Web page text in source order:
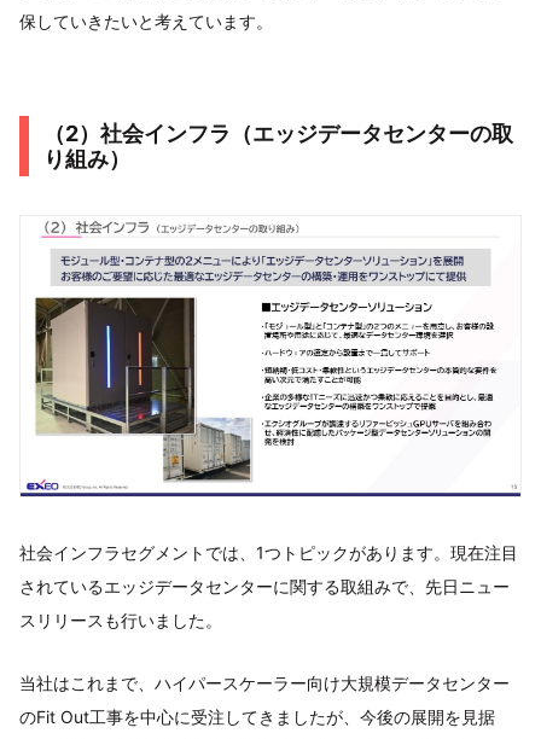
保していきたいと考えています。
（2）社会インフラ（エッジデータセンターの取
り組み）
社会インフラセグメントでは、1つトピックがあります。現在注目
されているエッジデータセンターに関する取組みで、先日ニュー
スリリースも行いました。
当社はこれまで、ハイパースケーラー向け大規模データセンター
のFit Out工事を中心に受注してきましたが、今後の展開を見据